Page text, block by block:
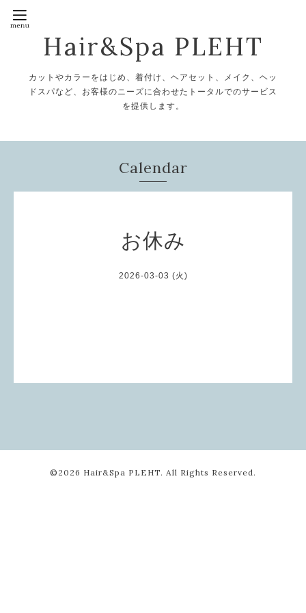
Hair&Spa PLEHT
カットやカラーをはじめ、着付け、ヘアセット、メイク、ヘッ
ドスパなど、お客様のニーズに合わせたトータルでのサービス
を提供します。
Calendar
お休み
2026-03-03 (火)
©2026 Hair&Spa PLEHT. All Rights Reserved.